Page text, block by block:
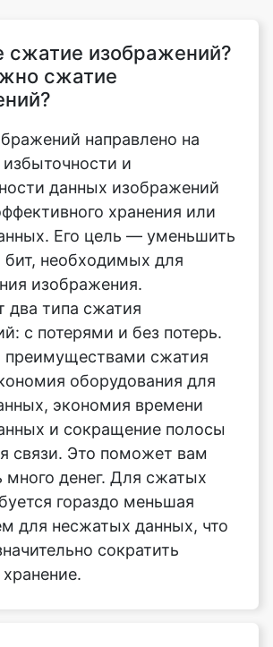
направлено на
и
данных изображений
хранения или
Его цель — уменьшить
бит, необходимых для
изображения.
два типа сжатия
с потерями и без потерь.
сжатия
оборудования для
экономия времени
и сокращение полосы
связи. Это поможет вам
много денег. Для сжатых
гораздо меньшая
для несжатых данных, что
сократить
компрессор